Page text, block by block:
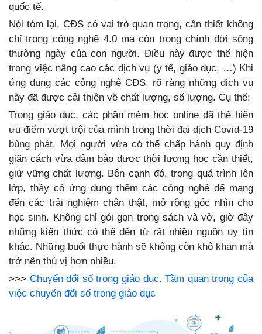
quốc tế.
Nói tóm lại, CĐS có vai trò quan trọng, cần thiết không
chỉ trong công nghệ 4.0 mà còn trong chính đời sống
thường ngày của con người. Điều này được thể hiện
trong việc nâng cao các dịch vụ (y tế, giáo dục, …) Khi
ứng dụng các công nghệ CĐS, rõ ràng những dịch vụ
này đã được cải thiện về chất lượng, số lượng. Cụ thể:
Trong giáo dục, các phần mềm học online đã thể hiện
ưu điểm vượt trội của mình trong thời đại dịch Covid-19
bùng phát. Mọi người vừa có thể chấp hành quy định
giãn cách vừa đảm bảo được thời lượng học cần thiết,
giữ vững chất lượng. Bên cạnh đó, trong quá trình lên
lớp, thầy cô ứng dụng thêm các công nghệ để mang
đến các trải nghiệm chân thật, mở rộng góc nhìn cho
học sinh. Không chỉ gói gọn trong sách và vở, giờ đây
những kiến thức có thể đến từ rất nhiều nguồn uy tín
khác. Những buổi thực hành sẽ không còn khô khan mà
trở nên thú vị hơn nhiều.
>>> Chuyển đổi số trong giáo dục. Tầm quan trọng của
việc chuyển đổi số trong giáo dục